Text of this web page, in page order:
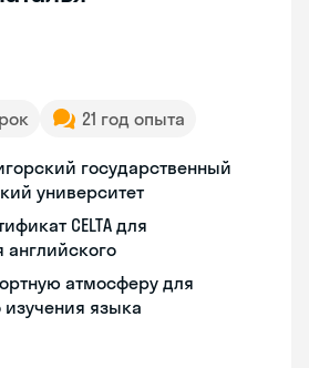
21 год опыта
государственный
университет
CELTA для
английского
атмосферу для
языка